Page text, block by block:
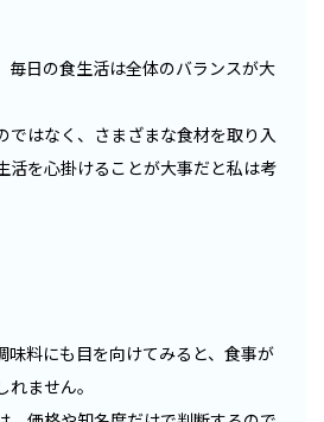
毎日の食生活は全体のバランスが大
ではなく、さまざまな食材を取り入
活を心掛けることが大事だと私は考
味料にも目を向けてみると、食事が
ません。